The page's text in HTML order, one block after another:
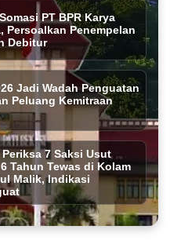
PT BPR Karya
Persoalkan Penempelan
Debitur
Jadi Wadah Penguatan
Peluang Kemitraan
7 Saksi Usut
Tahun Tewas di Kolam
Malik, Indikasi